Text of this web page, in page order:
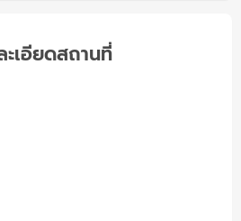
ะเอียดสถานที่